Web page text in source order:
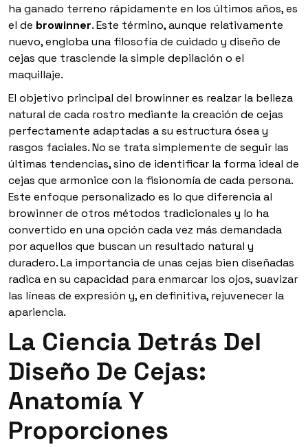
ha ganado terreno rápidamente en los últimos años, es
el de browinner. Este término, aunque relativamente
nuevo, engloba una filosofía de cuidado y diseño de
cejas que trasciende la simple depilación o el
maquillaje.
El objetivo principal del browinneres realzar la belleza
natural de cada rostro mediante la creación de cejas
perfectamente adaptadas a su estructura ósea y
rasgos faciales. No se trata simplemente de seguir las
últimas tendencias, sino de identificar la forma ideal de
cejas que armonice con la fisionomía de cada persona.
Este enfoque personalizado es lo que diferencia al
browinner de otros métodos tradicionales y lo ha
convertido en una opción cada vez más demandada
por aquellos que buscan un resultado natural y
duradero. La importancia de unas cejas bien diseñadas
radica en su capacidad para enmarcar los ojos, suavizar
las líneas de expresión y, en definitiva, rejuvenecer la
apariencia.
La Ciencia Detrás Del
Diseño De Cejas:
Anatomía Y
Proporciones